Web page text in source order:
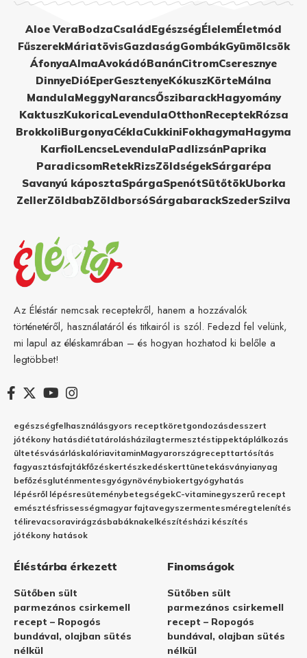
Aloe VeraBodzaCsaládEgészségÉlelemÉletmód
FűszerekMáriatövisGazdaságGombákGyümölcsök
ÁfonyaAlmaAvokádóBanánCitromCseresznye
DinnyeDióEperGesztenyeKókuszKörteMálna
MandulaMeggyNarancsŐszibarackHagyomány
KaktuszKukoricaLevendulaOtthonReceptekRózsa
BrokkoliBurgonyaCéklaCukkiniFokhagymaHagyma
KarfiolLencseLevendulaPadlizsánPaprika
ParadicsomRetekRizsZöldségekSárgarépa
Savanyú káposztaSpárgaSpenótSütőtökUborka
ZellerZöldbabZöldborsóSárgabarackSzederSzilva
Az Éléstár nemcsak receptekről, hanem a hozzávalók
történetéről, használatáról és titkairól is szól. Fedezd fel velünk,
mi lapul az éléskamrában – és hogyan hozhatod ki belőle a
legtöbbet!
egészségfelhasználásgyors receptköretgondozásdesszert
jótékony hatásdiétatárolásházilagtermesztéstippektáplálkozás
ültetésvásárláskalóriavitaminMagyarországrecepttartósítás
fagyasztásfajtákfőzéskertészkedéskerttünetekásványianyag
befőzésgluténmentesgyógynövénybiokertgyógyhatás
lépésről lépésresüteménybetegségekC-vitaminegyszerű recept
emésztésfrissességmagyar fajtavegyszermentesméregtelenítés
télirevacsoravirágzásbabáknakelkészítésházi készítés
jótékony hatások
Éléstárba érkezett
Sütőben sült
parmezános csirkemell
recept – Ropogós
bundával, olajban sütés
nélkül
Finomságok
Sütőben sült
parmezános csirkemell
recept – Ropogós
bundával, olajban sütés
nélkül